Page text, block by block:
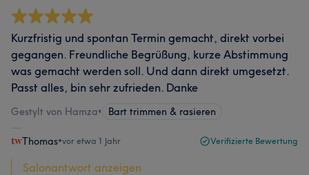
Kurzfristig und spontan Termin gemacht, direkt vorbei
gegangen. Freundliche Begrüßung, kurze Abstimmung
was gemacht werden soll. Und dann direkt umgesetzt.
Passt alles, bin sehr zufrieden. Danke
Gestylt von Hamza• Bart trimmen & rasieren
Thomas•vor etwa 1 Jahr Verifizierte Bewertung
Salonantwort anzeigen